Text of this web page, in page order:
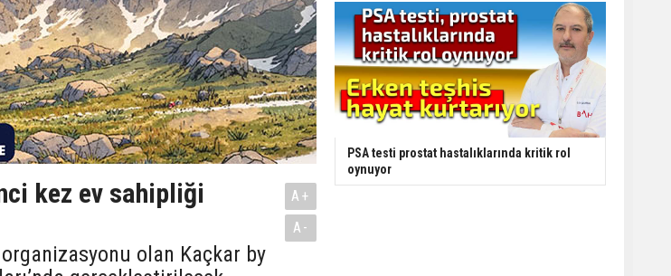
kez ev sahipliği
olan Kaçkar by
A+
A-
PSA testi prostat hastalıklarında kritik rol
oynuyor